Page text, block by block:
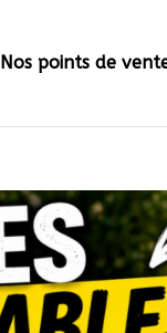
Nos points de